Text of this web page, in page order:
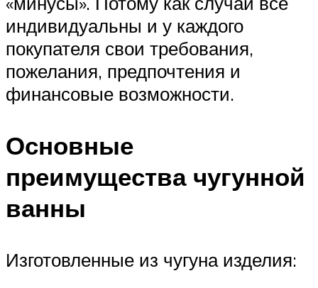
индивидуальны и у каждого
покупателя свои требования,
пожелания, предпочтения и
финансовые возможности.
Основные
преимущества чугунной
ванны
Изготовленные из чугуна изделия: